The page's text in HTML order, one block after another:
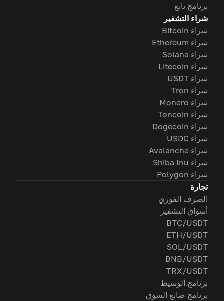
برنامج تابع
شراء التشفير
شراء Bitcoin
شراء Ethereum
شراء Solana
شراء Litecoin
شراء USDT
شراء Tron
شراء Monero
شراء Toncoin
شراء Dogecoin
شراء USDC
شراء Avalanche
شراء Shiba Inu
شراء Polygon
تجارة
الصرف الفوري
أسواق التشفير
BTC/USDT
ETH/USDT
SOL/USDT
BNB/USDT
TRX/USDT
برنامج الوسيط
برنامج صانع السوق